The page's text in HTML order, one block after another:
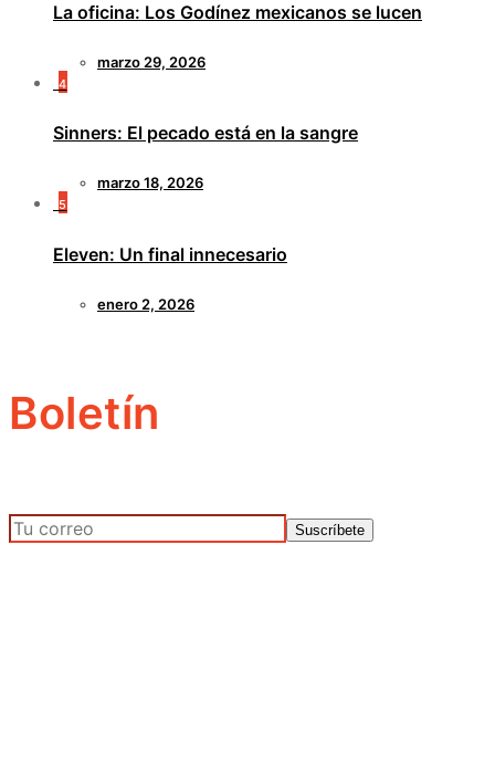
La oficina: Los Godínez mexicanos se lucen
marzo 29, 2026
4
Sinners: El pecado está en la sangre
marzo 18, 2026
5
Eleven: Un final innecesario
enero 2, 2026
Boletín